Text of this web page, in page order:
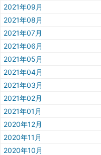
2021年09月
2021年08月
2021年07月
2021年06月
2021年05月
2021年04月
2021年03月
2021年02月
2021年01月
2020年12月
2020年11月
2020年10月